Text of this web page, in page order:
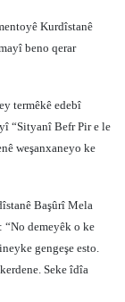
Kurdîstanê
beno qerar
termêkê edebî
“Sityanî Befr Pir e le
weşanxaneyo ke
Başûrî Mela
“No demeyêk o ke
gengeşe esto.
Seke îdîa